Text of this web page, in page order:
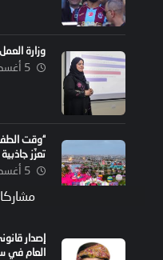
وزارة
5 أغسطس، 2026
“وقت
تعزّز
5 أغسطس، 2026
إصدار
العام في